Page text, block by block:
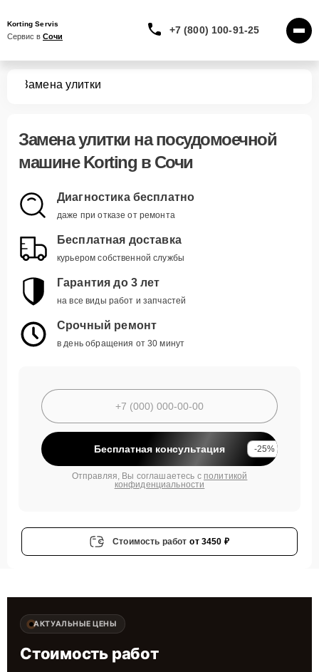
Korting Servis
Сервис в Сочи
+7 (800) 100-91-25
Замена улитки
Замена улитки на посудомоечной
машине Korting в Сочи
Диагностика бесплатно
даже при отказе от ремонта
Бесплатная доставка
курьером собственной службы
Гарантия до 3 лет
на все виды работ и запчастей
Срочный ремонт
в день обращения от 30 минут
Бесплатная консультация -25%
Отправляя, Вы соглашаетесь с политикой
конфиденциальности
Стоимость работ от 3450 ₽
АКТУАЛЬНЫЕ ЦЕНЫ
Стоимость работ